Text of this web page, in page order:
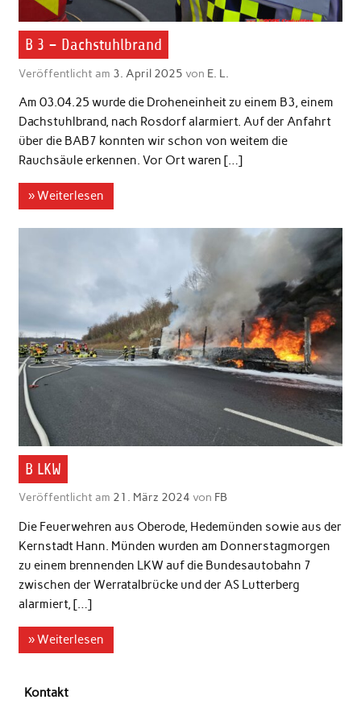
B 3 – Dachstuhlbrand
Veröffentlicht am 3. April 2025 von E. L.
Am 03.04.25 wurde die Droheneinheit zu einem B3, einem
Dachstuhlbrand, nach Rosdorf alarmiert. Auf der Anfahrt
über die BAB7 konnten wir schon von weitem die
Rauchsäule erkennen. Vor Ort waren […]
» Weiterlesen
B LKW
Veröffentlicht am 21. März 2024 von FB
Die Feuerwehren aus Oberode, Hedemünden sowie aus der
Kernstadt Hann. Münden wurden am Donnerstagmorgen
zu einem brennenden LKW auf die Bundesautobahn 7
zwischen der Werratalbrücke und der AS Lutterberg
alarmiert, […]
» Weiterlesen
Kontakt